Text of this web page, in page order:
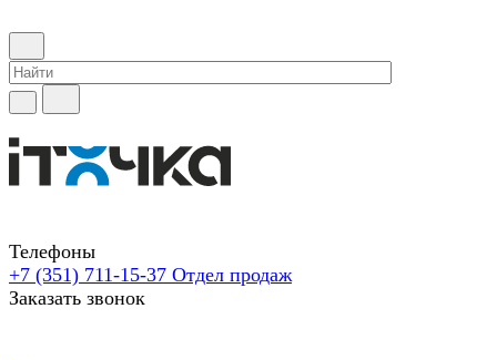
Телефоны
+7 (351) 711-15-37 Отдел продаж
Заказать звонок